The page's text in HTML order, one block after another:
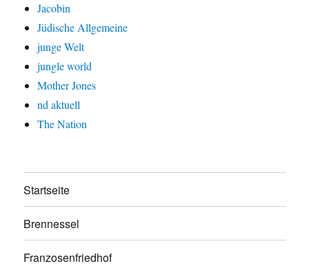
Jacobin
Jüdische Allgemeine
junge Welt
jungle world
Mother Jones
nd aktuell
The Nation
Startseite
Brennessel
Franzosenfriedhof